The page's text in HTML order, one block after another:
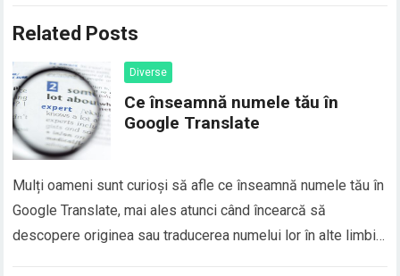
Related Posts
Diverse
Ce înseamnă numele tău în
Google Translate
Mulți oameni sunt curioși să afle ce înseamnă numele tău în
Google Translate, mai ales atunci când încearcă să
descopere originea sau traducerea numelui lor în alte limbi.